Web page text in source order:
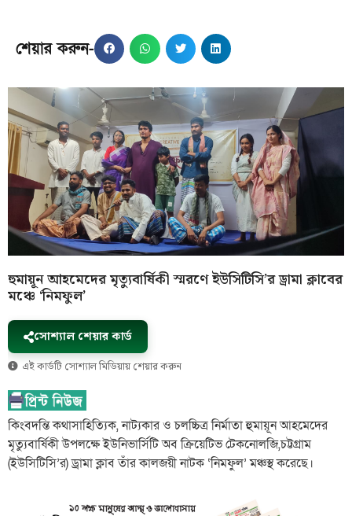
শেয়ার করুন-
হুমায়ূন আহমেদের মৃত্যুবার্ষিকী স্মরণে ইউসিটিসি’র ড্রামা ক্লাবের
মঞ্চে ‘নিমফুল’
সোশ্যাল শেয়ার কার্ড
এই কার্ডটি সোশ্যাল মিডিয়ায় শেয়ার করুন
কিংবদন্তি কথাসাহিত্যিক, নাট্যকার ও চলচ্চিত্র নির্মাতা হুমায়ূন আহমেদের
মৃত্যুবার্ষিকী উপলক্ষে ইউনিভার্সিটি অব ক্রিয়েটিভ টেকনোলজি,চট্টগ্রাম
(ইউসিটিসি’র) ড্রামা ক্লাব তাঁর কালজয়ী নাটক ‘নিমফুল’ মঞ্চস্থ করেছে।